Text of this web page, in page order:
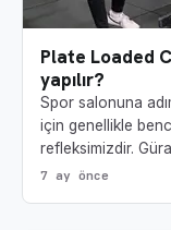
Plate Loaded
yapılır?
Spor salonuna
için genellikle
refleksimizdir.
7 ay önce